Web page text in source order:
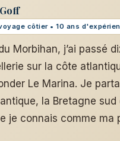
côtier • 10 ans
Morbihan, j’ai passé
sur la côte
Le Marina. Je
la Bretagne sud
je connais comme ma